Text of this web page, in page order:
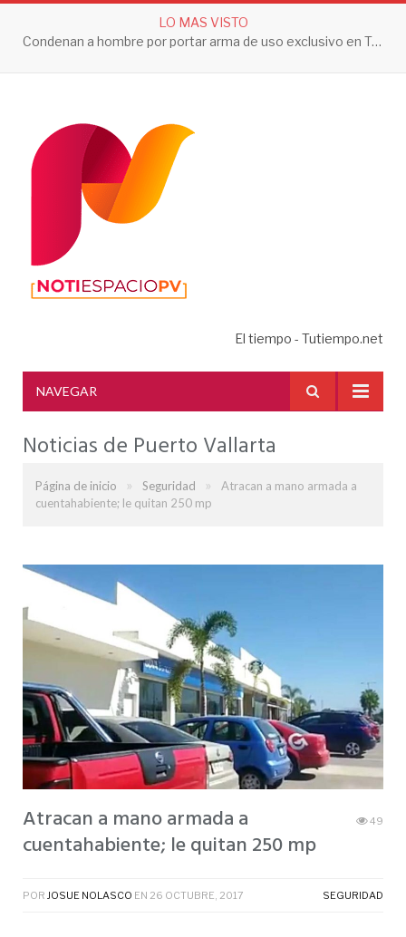
LO MAS VISTO
Condenan a hombre por portar arma de uso exclusivo en Tepic
El tiempo - Tutiempo.net
NAVEGAR
Noticias de Puerto Vallarta
Página de inicio » Seguridad »
Atracan a mano armada a
cuentahabiente; le quitan 250 mp
Atracan a mano armada a
cuentahabiente; le quitan 250 mp
49
POR JOSUE NOLASCO EN 26 OCTUBRE, 2017 SEGURIDAD